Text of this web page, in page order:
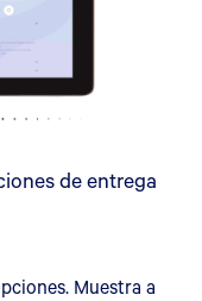
de entrega
Muestra a